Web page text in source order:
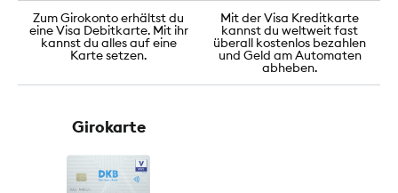
Zum Girokonto erhältst du
eine Visa Debitkarte. Mit ihr
kannst du alles auf eine
Karte setzen.
Mit der Visa Kreditkarte
kannst du weltweit fast
überall kostenlos bezahlen
und Geld am Automaten
abheben.
Girokarte